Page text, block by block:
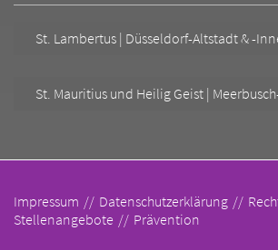
St. Lambertus | Düsseldorf-Altstadt & -
St. Mauritius und Heilig Geist |
Impressum Datenschutzerklärung
Stellenangebote
Prävention